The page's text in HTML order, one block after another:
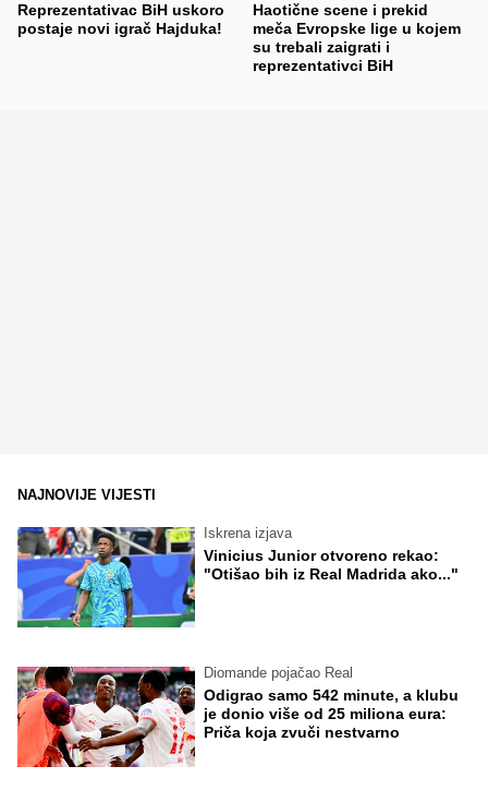
Reprezentativac BiH uskoro
postaje novi igrač Hajduka!
Haotične scene i prekid
meča Evropske lige u kojem
su trebali zaigrati i
reprezentativci BiH
NAJNOVIJE VIJESTI
Iskrena izjava
Vinicius Junior otvoreno rekao:
"Otišao bih iz Real Madrida ako..."
Diomande pojačao Real
Odigrao samo 542 minute, a klubu
je donio više od 25 miliona eura:
Priča koja zvuči nestvarno